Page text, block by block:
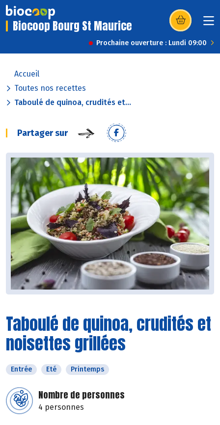
Biocoop Bourg St Maurice (s’ouvre dans
Prochaine ouverture : Lundi 09:00
Accueil
Toutes nos recettes
Taboulé de quinoa, crudités et...
Partager sur
Taboulé de quinoa, crudités et
noisettes grillées
Entrée Eté Printemps
Nombre de personnes
4 personnes